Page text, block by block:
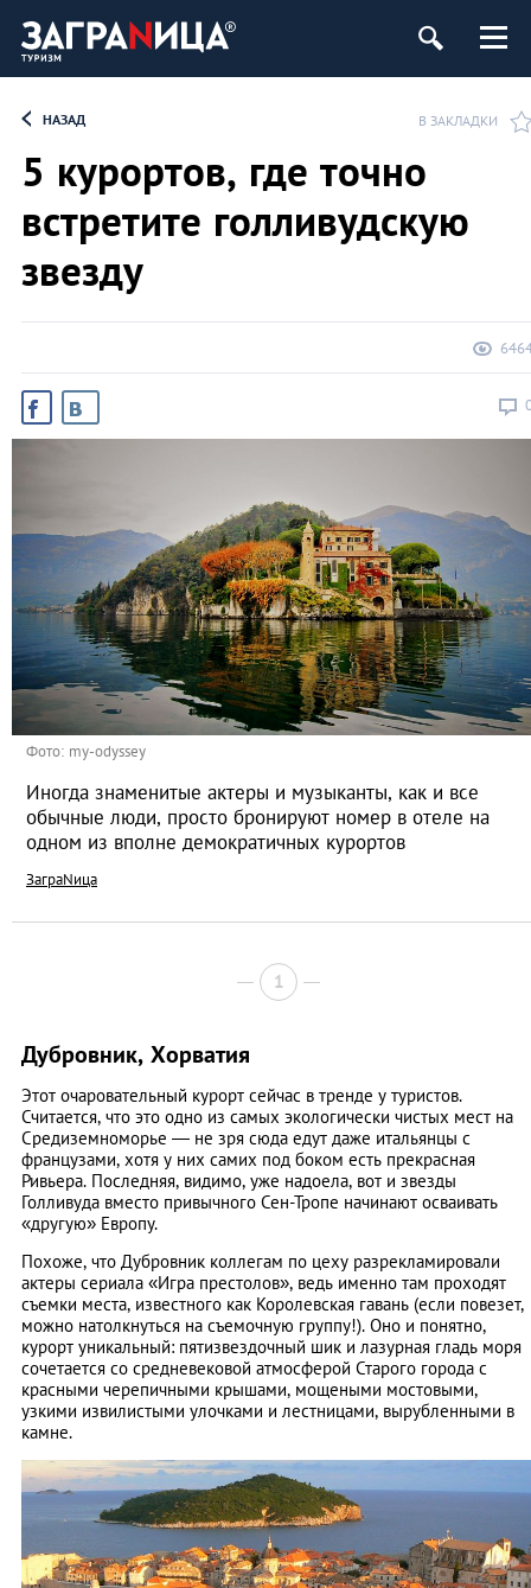
НАЗАД В ЗАКЛАДКИ
5 курортов, где точно
встретите голливудскую
звезду
Фото: my-odyssey
Иногда знаменитые актеры и музыканты, как и все
обычные люди, просто бронируют номер в отеле на
одном из вполне демократичных курортов
ЗаграNица
1
Дубровник, Хорватия
Этот очаровательный курорт сейчас в тренде у туристов.
Считается, что это одно из самых экологически чистых мест на
Средиземноморье — не зря сюда едут даже итальянцы с
французами, хотя у них самих под боком есть прекрасная
Ривьера. Последняя, видимо, уже надоела, вот и звезды
Голливуда вместо привычного Сен-Тропе начинают осваивать
«другую» Европу.
Похоже, что Дубровник коллегам по цеху разрекламировали
актеры сериала «Игра престолов», ведь именно там проходят
съемки места, известного как Королевская гавань (если повезет,
можно натолкнуться на съемочную группу!). Оно и понятно,
курорт уникальный: пятизвездочный шик и лазурная гладь моря
сочетается со средневековой атмосферой Старого города с
красными черепичными крышами, мощеными мостовыми,
узкими извилистыми улочками и лестницами, вырубленными в
камне.